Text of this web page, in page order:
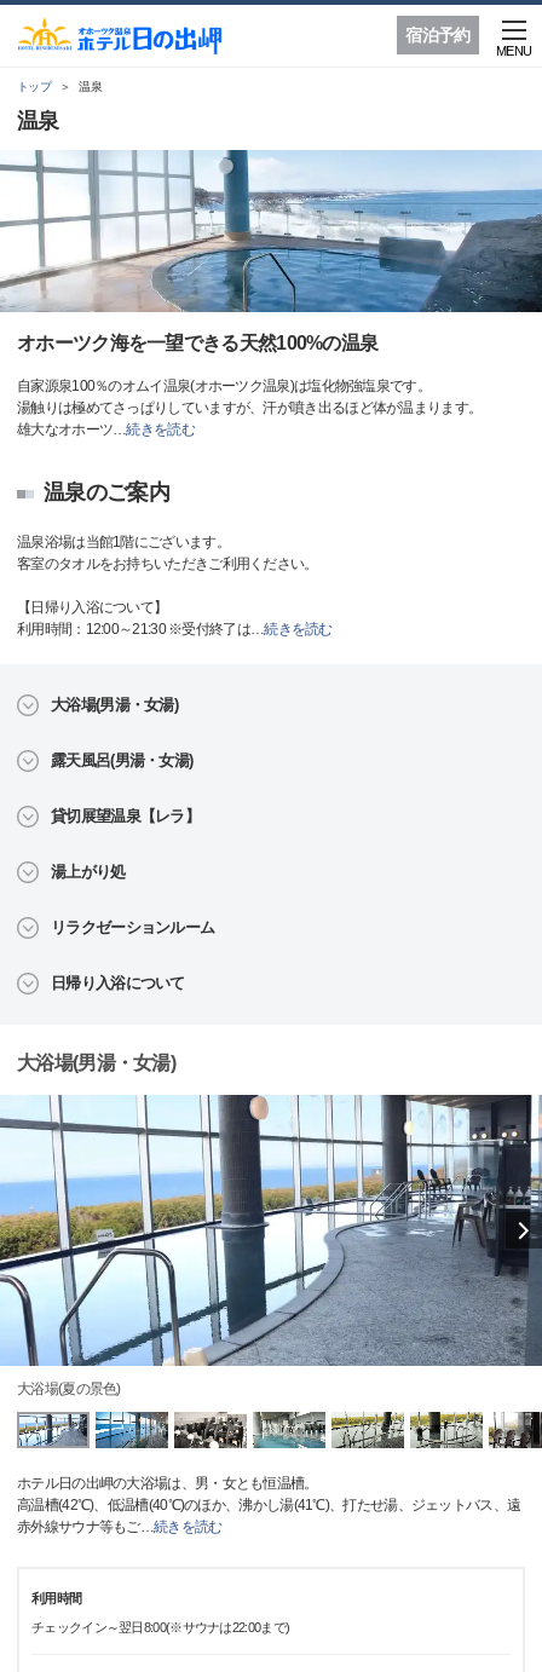
宿泊予約
MENU
トップ 温泉
温泉
オホーツク海を一望できる天然100%の温泉
自家源泉100％のオムイ温泉(オホーツク温泉)は塩化物強塩泉です。
湯触りは極めてさっぱりしていますが、汗が噴き出るほど体が温まります。
雄大なオホーツ…続きを読む
温泉のご案内
温泉浴場は当館1階にございます。
客室のタオルをお持ちいただきご利用ください。
【日帰り入浴について】
利用時間：12:00～21:30 ※受付終了は…続きを読む
大浴場(男湯・女湯)
露天風呂(男湯・女湯)
貸切展望温泉【レラ】
湯上がり処
リラクゼーションルーム
日帰り入浴について
大浴場(男湯・女湯)
大浴場(夏の景色)
ホテル日の出岬の大浴場は、男・女とも恒温槽。
高温槽(42℃)、低温槽(40℃)のほか、沸かし湯(41℃)、打たせ湯、ジェットバス、遠
赤外線サウナ等もご…続きを読む
利用時間
チェックイン～翌日8:00(※サウナは22:00まで)